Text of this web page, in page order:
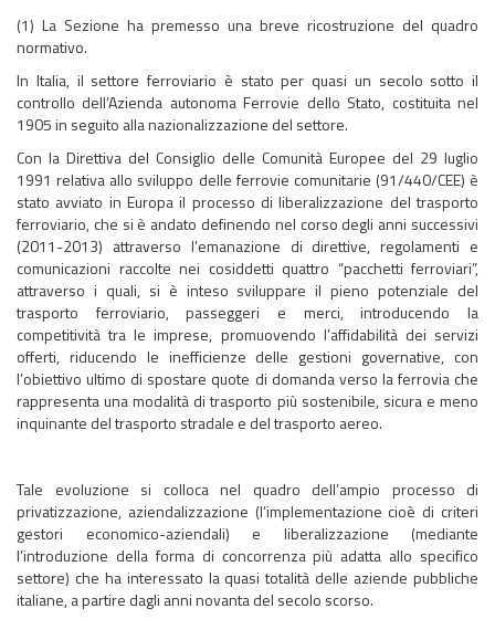
(1) La Sezione ha premesso una breve ricostruzione del quadro
normativo.
In Italia, il settore ferroviario è stato per quasi un secolo sotto il
controllo dell’Azienda autonoma Ferrovie dello Stato, costituita nel
1905 in seguito alla nazionalizzazione del settore.
Con la Direttiva del Consiglio delle Comunità Europee del 29 luglio
1991 relativa allo sviluppo delle ferrovie comunitarie (91/440/CEE) è
stato avviato in Europa il processo di liberalizzazione del trasporto
ferroviario, che si è andato definendo nel corso degli anni successivi
(2011-2013) attraverso l’emanazione di direttive, regolamenti e
comunicazioni raccolte nei cosiddetti quattro “pacchetti ferroviari”,
attraverso i quali, si è inteso sviluppare il pieno potenziale del
trasporto ferroviario, passeggeri e merci, introducendo la
competitività tra le imprese, promuovendo l’affidabilità dei servizi
offerti, riducendo le inefficienze delle gestioni governative, con
l’obiettivo ultimo di spostare quote di domanda verso la ferrovia che
rappresenta una modalità di trasporto più sostenibile, sicura e meno
inquinante del trasporto stradale e del trasporto aereo.
Tale evoluzione si colloca nel quadro dell’ampio processo di
privatizzazione, aziendalizzazione (l’implementazione cioè di criteri
gestori economico-aziendali) e liberalizzazione (mediante
l’introduzione della forma di concorrenza più adatta allo specifico
settore) che ha interessato la quasi totalità delle aziende pubbliche
italiane, a partire dagli anni novanta del secolo scorso.